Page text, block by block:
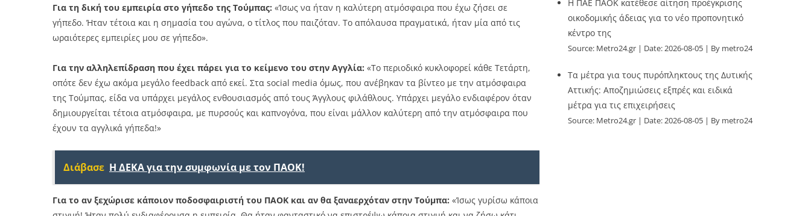
Για τη δική του εμπειρία στο γήπεδο της Τούμπας: «Ίσως να ήταν η καλύτερη ατμόσφαιρα που έχω ζήσει σε
γήπεδο. Ήταν τέτοια και η σημασία του αγώνα, ο τίτλος που παιζόταν. Το απόλαυσα πραγματικά, ήταν μία από τις
ωραιότερες εμπειρίες μου σε γήπεδο».
Για την αλληλεπίδραση που έχει πάρει για το κείμενο του στην Αγγλία: «Το περιοδικό κυκλοφορεί κάθε Τετάρτη,
οπότε δεν έχω ακόμα μεγάλο feedback από εκεί. Στα social media όμως, που ανέβηκαν τα βίντεο με την ατμόσφαιρα
της Τούμπας, είδα να υπάρχει μεγάλος ενθουσιασμός από τους Άγγλους φιλάθλους. Υπάρχει μεγάλο ενδιαφέρον όταν
δημιουργείται τέτοια ατμόσφαιρα, με πυρσούς και καπνογόνα, που είναι μάλλον καλύτερη από την ατμόσφαιρα που
έχουν τα αγγλικά γήπεδα!»
Διάβασε H ΔΕΚΑ για την συμφωνία με τον ΠΑΟΚ!
Για το αν ξεχώρισε κάποιον ποδοσφαιριστή του ΠΑΟΚ και αν θα ξαναερχόταν στην Τούμπα: «Ίσως γυρίσω κάποια
Η ΠΑΕ ΠΑΟΚ κατέθεσε αίτηση προέγκρισης
οικοδομικής άδειας για το νέο προπονητικό
κέντρο της
Source: Metro24.gr Date: 2026-08-05 By metro24
Τα μέτρα για τους πυρόπληκτους της Δυτικής
Αττικής: Αποζημιώσεις εξπρές και ειδικά
μέτρα για τις επιχειρήσεις
Source: Metro24.gr Date: 2026-08-05 By metro24